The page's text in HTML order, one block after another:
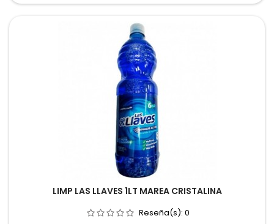
LIMP LAS LLAVES 1LT MAREA CRISTALINA
Reseña(s): 0